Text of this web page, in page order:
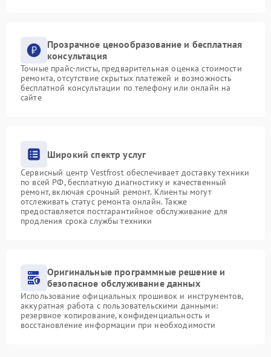
Прозрачное ценообразование и бесплатная
консультация
Точные прайс-листы, предварительная оценка стоимости
ремонта, отсутствие скрытых платежей и возможность
бесплатной консультации по телефону или онлайн на
сайте
Широкий спектр услуг
Сервисный центр Vestfrost обеспечивает доставку техники
по всей РФ, бесплатную диагностику и качественный
ремонт, включая срочный ремонт. Клиенты могут
отслеживать статус ремонта онлайн. Также
предоставляется постгарантийное обслуживание для
продления срока службы техники
Оригинальные программные решение и
безопасное обслуживание данных
Использование официальных прошивок и инструментов,
аккуратная работа с пользовательскими данными:
резервное копирование, конфиденциальность и
восстановление информации при необходимости